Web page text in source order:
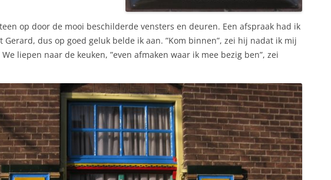
op door de mooi beschilderde vensters en deuren. Een afspraak had ik
Gerard, dus op goed geluk belde ik aan. ”Kom binnen”, zei hij nadat ik mij
liepen naar de keuken, ”even afmaken waar ik mee bezig ben”, zei